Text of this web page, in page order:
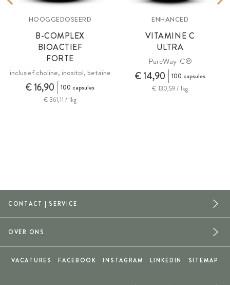
HOOGGEDOSEERD
B-COMPLEX
BIOACTIEF
FORTE
inclusief choline, inositol, betaïne
€ 16,90
100 capsules
€ 361,11 / 1kg
ENHANCED
VITAMINE C
ULTRA
PureWay-C®
€ 14,90
100 capsules
€ 130,59 / 1kg
CONTACT | SERVICE
OVER ONS
VACATURES FACEBOOK INSTAGRAM LINKEDIN SITEMAP